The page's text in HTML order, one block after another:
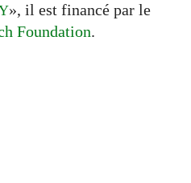
», il est financé par le
Foundation.